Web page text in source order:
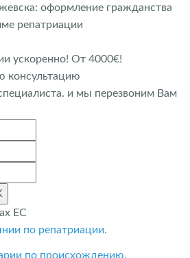
оформление гражданства
репатриации
ускоренно! От 4000€!
консультацию
и мы перезвоним Вам
ЕС
по репатриации.
по происхождению.